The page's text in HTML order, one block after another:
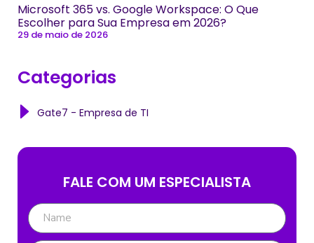
Microsoft 365 vs. Google Workspace: O Que
Escolher para Sua Empresa em 2026?
29 de maio de 2026
Categorias
Gate7 - Empresa de TI
FALE COM UM ESPECIALISTA